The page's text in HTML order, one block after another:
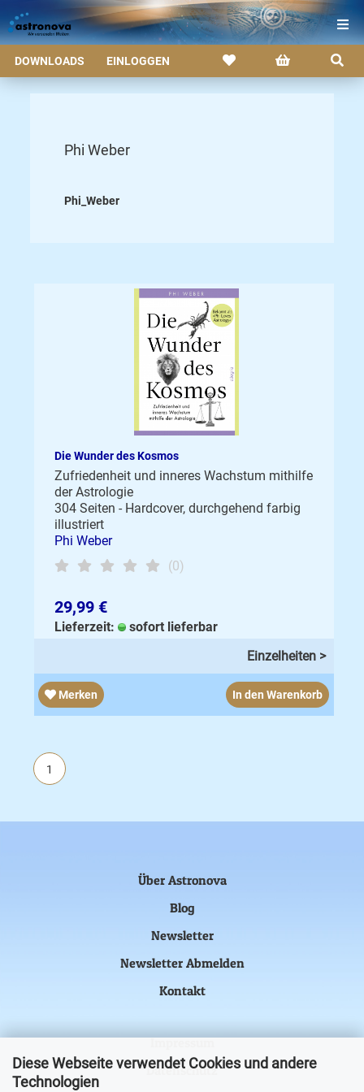
Diese Webseite verwendet Cookies und andere
Technologien
DOWNLOADS EINLOGGEN
Phi Weber
Phi_Weber
Die Wunder des Kosmos
Zufriedenheit und inneres Wachstum mithilfe
der Astrologie
304 Seiten - Hardcover, durchgehend farbig
illustriert
Phi Weber
(0)
29,99 €
Lieferzeit:
sofort lieferbar
Einzelheiten >
Merken In den Warenkorb
1
Über Astronova
Blog
Newsletter
Newsletter Abmelden
Kontakt
Impressum
Datenschutz